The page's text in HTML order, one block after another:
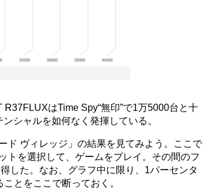
はTime Spy“無印”で1万5000台と十
シャルを如何なく発揮している。
ヴィレッジ」の結果を見てみよう。ここで
トを選択して、ゲームをプレイ。その間のフ
した。なお、グラフ中に限り、1パーセンタ
とをここで断っておく。